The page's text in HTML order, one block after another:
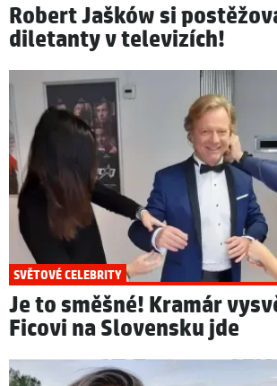
Robert Jašków si
diletanty v televizích!
SVĚTOVÉ CELEBRITY
Je to směšné! Kramár
Ficovi na Slovensku jde